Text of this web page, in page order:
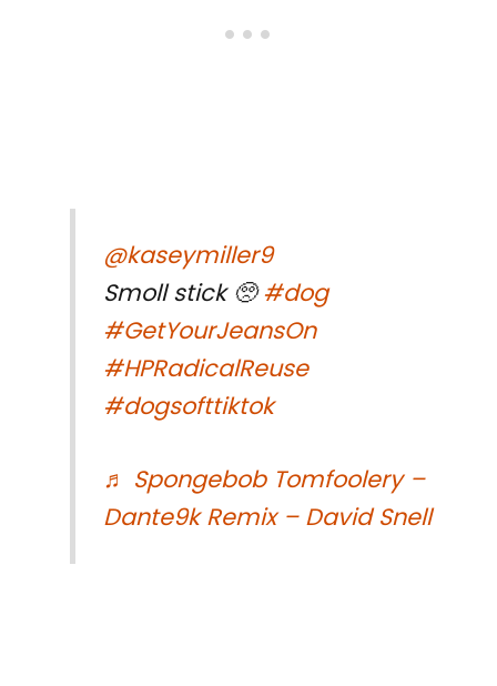
@kaseymiller9
Smoll stick 🥺#dog
#GetYourJeansOn
#HPRadicalReuse
#dogsofttiktok
♬ Spongebob Tomfoolery –
Dante9k Remix – David Snell